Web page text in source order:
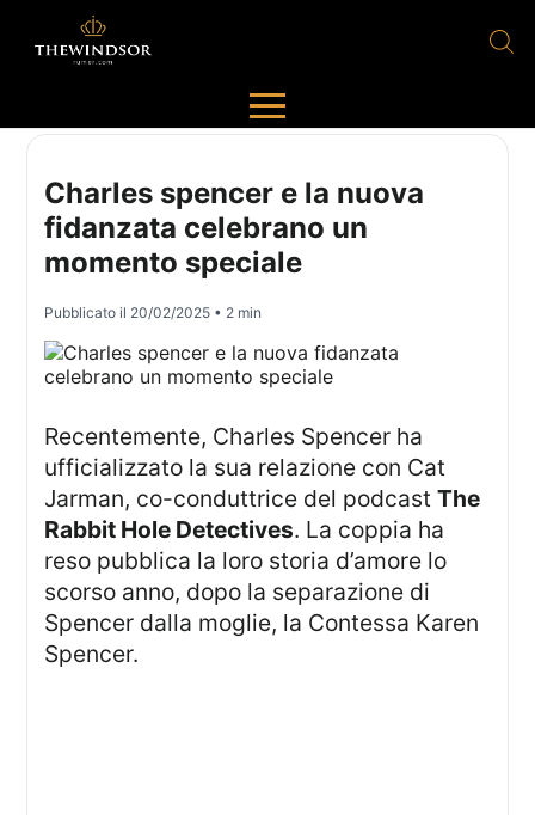
Charles spencer e la nuova
fidanzata celebrano un
momento speciale
Pubblicato il 20/02/2025 • 2 min
Recentemente, Charles Spencer ha
ufficializzato la sua relazione con Cat
Jarman, co-conduttrice del podcastThe
Rabbit Hole Detectives. La coppia ha
reso pubblica la loro storia d’amore lo
scorso anno, dopo la separazione di
Spencer dalla moglie, la Contessa Karen
Spencer.